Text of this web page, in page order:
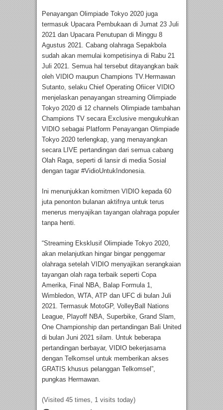
Penayangan Olimpiade Tokyo 2020 juga
termasuk Upacara Pembukaan di Jumat 23 Juli
2021 dan Upacara Penutupan di Minggu 8
Agustus 2021. Cabang olahraga Sepakbola
sudah akan memulai kompetisinya di Rabu 21
Juli 2021. Semua hal tersebut ditayangkan baik
oleh VIDIO maupun Champions TV.Hermawan
Sutanto, selaku Chief Operating Ofiicer VIDIO
menjelaskan penayangan streaming Olimpiade
Tokyo 2020 di 12 channels Olimpiade tambahan
Champions TV secara Exclusive mengukuhkan
VIDIO sebagai Platform Penayangan Olimpiade
Tokyo 2020 terlengkap, yang menayangkan
secara LIVE pertandingan dari semua cabang
Olah Raga, seperti di lansir di media Sosial
dengan tagar #VidioUntukIndonesia.
Ini menunjukkan komitmen VIDIO kepada 60
juta penonton bulanan aktifnya untuk terus
menerus menyajikan tayangan olahraga populer
tanpa henti.
“Streaming Eksklusif Olimpiade Tokyo 2020,
akan melanjutkan hingar bingar penggemar
olahraga setelah VIDIO menyajikan serangkaian
tayangan olah raga terbaik seperti Copa
Amerika, Final NBA, Balap Formula 1,
Wimbledon, WTA, ATP dan UFC di bulan Juli
2021. Termasuk MotoGP, VolleyBall Nations
League, Playoff NBA, Superbike, Grand Slam,
One Championship dan pertandingan Bali United
di bulan Juni 2021 silam. Untuk beberapa
pertandingan berbayar, VIDIO bekerjasama
dengan Telkomsel untuk memberikan akses
GRATIS khusus pelanggan Telkomsel”,
pungkas Hermawan.
(Visited 45 times, 1 visits today)